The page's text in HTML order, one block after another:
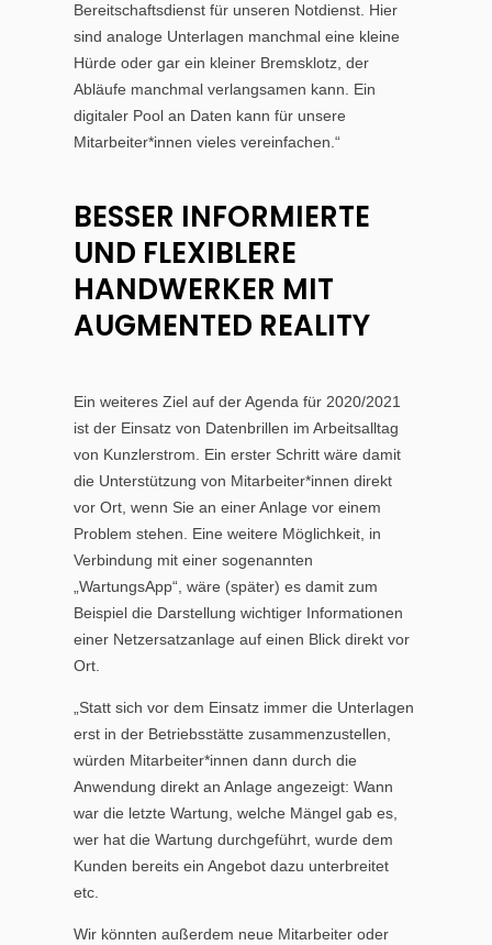
Bereitschaftsdienst für unseren Notdienst. Hier
sind analoge Unterlagen manchmal eine kleine
Hürde oder gar ein kleiner Bremsklotz, der
Abläufe manchmal verlangsamen kann. Ein
digitaler Pool an Daten kann für unsere
Mitarbeiter*innen vieles vereinfachen.“
BESSER INFORMIERTE
UND FLEXIBLERE
HANDWERKER MIT
AUGMENTED REALITY
Ein weiteres Ziel auf der Agenda für 2020/2021
ist der Einsatz von Datenbrillen im Arbeitsalltag
von Kunzlerstrom. Ein erster Schritt wäre damit
die Unterstützung von Mitarbeiter*innen direkt
vor Ort, wenn Sie an einer Anlage vor einem
Problem stehen. Eine weitere Möglichkeit, in
Verbindung mit einer sogenannten
„WartungsApp“, wäre (später) es damit zum
Beispiel die Darstellung wichtiger Informationen
einer Netzersatzanlage auf einen Blick direkt vor
Ort.
„Statt sich vor dem Einsatz immer die Unterlagen
erst in der Betriebsstätte zusammenzustellen,
würden Mitarbeiter*innen dann durch die
Anwendung direkt an Anlage angezeigt: Wann
war die letzte Wartung, welche Mängel gab es,
wer hat die Wartung durchgeführt, wurde dem
Kunden bereits ein Angebot dazu unterbreitet
etc.
Wir könnten außerdem neue Mitarbeiter oder